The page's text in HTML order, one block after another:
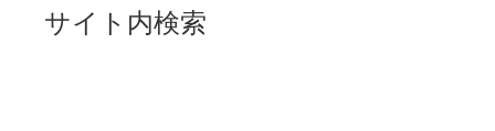
サイト内検索